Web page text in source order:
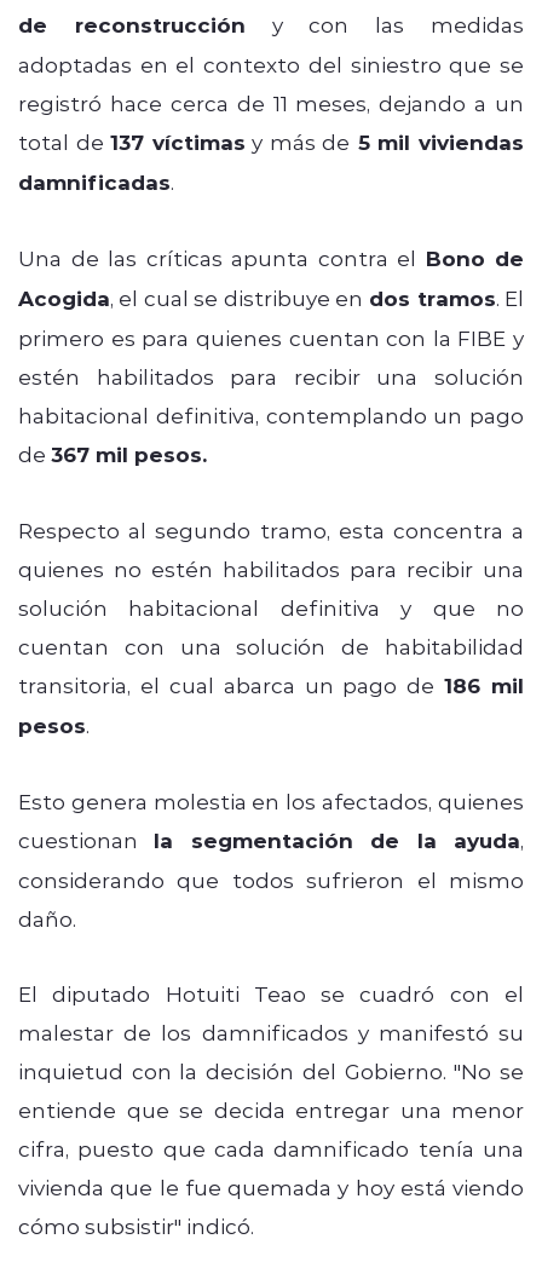
de reconstrucción y con las medidas
adoptadas en el contexto del siniestro que se
registró hace cerca de 11 meses, dejando a un
total de137 víctimas y más de 5 mil viviendas
damnificadas.
Una de las críticas apunta contra el Bono de
Acogida, el cual se distribuye en dos tramos. El
primero es para quienes cuentan con la FIBE y
estén habilitados para recibir una solución
habitacional definitiva, contemplando un pago
de 367 mil pesos.
Respecto al segundo tramo, esta concentra a
quienes no estén habilitados para recibir una
solución habitacional definitiva y que no
cuentan con una solución de habitabilidad
transitoria, el cual abarca un pago de186 mil
pesos.
Esto genera molestia en los afectados, quienes
cuestionan la segmentación de la ayuda,
considerando que todos sufrieron el mismo
daño.
El diputado Hotuiti Teao se cuadró con el
malestar de los damnificados y manifestó su
inquietud con la decisión del Gobierno. "No se
entiende que se decida entregar una menor
cifra, puesto que cada damnificado tenía una
vivienda que le fue quemada y hoy está viendo
cómo subsistir" indicó.